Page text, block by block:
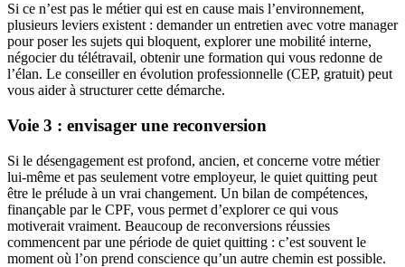
Si ce n’est pas le métier qui est en cause mais l’environnement,
plusieurs leviers existent : demander un entretien avec votre manager
pour poser les sujets qui bloquent, explorer une mobilité interne,
négocier du télétravail, obtenir une formation qui vous redonne de
l’élan. Le conseiller en évolution professionnelle (CEP, gratuit) peut
vous aider à structurer cette démarche.
Voie 3 : envisager une reconversion
Si le désengagement est profond, ancien, et concerne votre métier
lui-même et pas seulement votre employeur, le quiet quitting peut
être le prélude à un vrai changement. Un bilan de compétences,
finançable par le CPF, vous permet d’explorer ce qui vous
motiverait vraiment. Beaucoup de reconversions réussies
commencent par une période de quiet quitting : c’est souvent le
moment où l’on prend conscience qu’un autre chemin est possible.